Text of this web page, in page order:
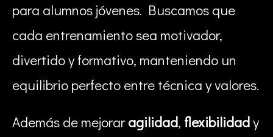
para alumnos jóvenes. Buscamos que
cada entrenamiento sea motivador,
divertido y formativo, manteniendo un
equilibrio perfecto entre técnica y valores.
Además de mejoraragilidad, flexibilidady